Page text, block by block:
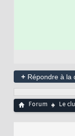
+ Répondre à la
Forum
Le